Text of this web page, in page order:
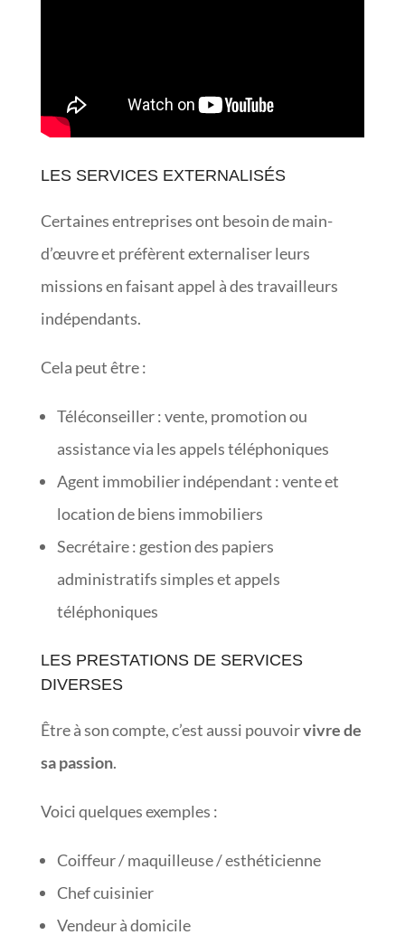
LES SERVICES EXTERNALISÉS
Certaines entreprises ont besoin de main-
d’œuvre et préfèrent externaliser leurs
missions en faisant appel à des travailleurs
indépendants.
Cela peut être :
Téléconseiller : vente, promotion ou
assistance via les appels téléphoniques
Agent immobilier indépendant : vente et
location de biens immobiliers
Secrétaire : gestion des papiers
administratifs simples et appels
téléphoniques
LES PRESTATIONS DE SERVICES
DIVERSES
Être à son compte, c’est aussi pouvoirvivre de
sa passion.
Voici quelques exemples :
Coiffeur / maquilleuse / esthéticienne
Chef cuisinier
Vendeur à domicile